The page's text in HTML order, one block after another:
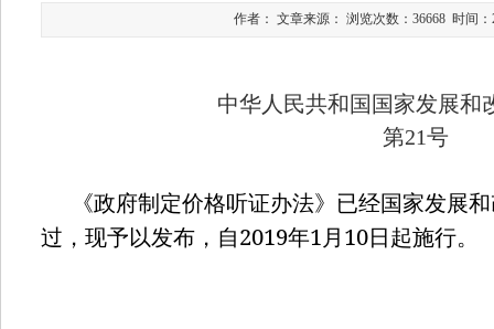
作者： 文章来源： 浏览次数：36668 时间：
中华人民共和国国家发展和
第21号
《政府制定价格听证办法》已经国家发展
过，现予以发布，自2019年1 月 10日起施行。